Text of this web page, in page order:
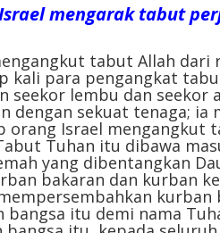
mengarak tabut
tabut Allah dari
kali para pengangkat
seekor lembu dan seekor
dengan sekuat tenaga; ia
orang Israel
Tuhan itu dibawa
yang dibentangkan
bakaran dan kurban
itu demi nama